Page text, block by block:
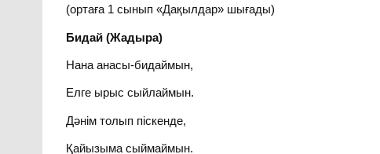
(ортаға 1 сынып «Дақылдар» шығады)
Бидай (Жадыра)
Нана анасы-бидаймын,
Елге ырыс сыйлаймын.
Дәнім толып піскенде,
Қайызыма сыймаймын.